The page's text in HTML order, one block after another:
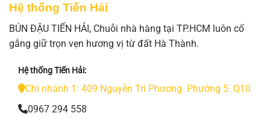
Hệ thống Tiến Hải
BÚN ĐẬU TIẾN HẢI, Chuỗi nhà hàng tại TP.HCM luôn cố
gắng giữ trọn vẹn hương vị từ đất Hà Thành.
Hệ thống Tiến Hải:
Chi nhánh 1: 409 Nguyễn Tri Phương. Phường 5. Q10
0967 294 558